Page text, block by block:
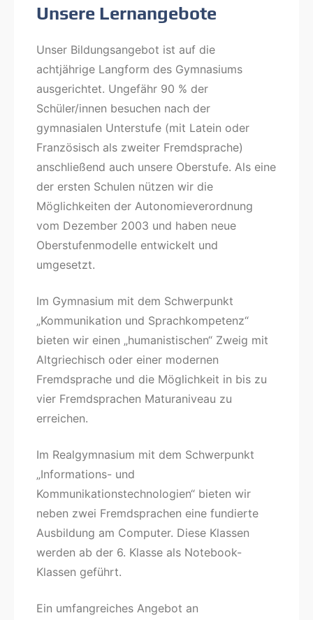
Unsere Lernangebote
Unser Bildungsangebot ist auf die
achtjährige Langform des Gymnasiums
ausgerichtet. Ungefähr 90 % der
Schüler/innen besuchen nach der
gymnasialen Unterstufe (mit Latein oder
Französisch als zweiter Fremdsprache)
anschließend auch unsere Oberstufe. Als eine
der ersten Schulen nützen wir die
Möglichkeiten der Autonomieverordnung
vom Dezember 2003 und haben neue
Oberstufenmodelle entwickelt und
umgesetzt.
Im Gymnasium mit dem Schwerpunkt
„Kommunikation und Sprachkompetenz“
bieten wir einen „humanistischen“ Zweig mit
Altgriechisch oder einer modernen
Fremdsprache und die Möglichkeit in bis zu
vier Fremdsprachen Maturaniveau zu
erreichen.
Im Realgymnasium mit dem Schwerpunkt
„Informations- und
Kommunikationstechnologien“ bieten wir
neben zwei Fremdsprachen eine fundierte
Ausbildung am Computer. Diese Klassen
werden ab der 6. Klasse als Notebook-
Klassen geführt.
Ein umfangreiches Angebot an